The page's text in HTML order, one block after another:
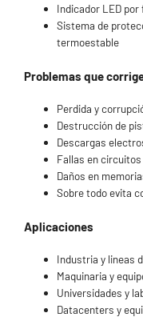
Indicador LED por
Sistema de
termoestable
Problemas que
Perdida y
Destrucción de
Descargas
Fallas en
Daños en
Sobre todo evita
Aplicaciones
Industria y lineas
Maquinaria y
Universidades y
Datacenters y